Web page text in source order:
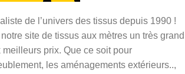
de l’univers des tissus depuis 1990 !
site de tissus aux mètres un très grand
prix. Que ce soit pour
les aménagements extérieurs..,